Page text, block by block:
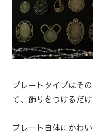
プレートタイプはそ
て、飾りをつけるだけ
プレート自体にかわ